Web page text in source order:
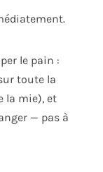
le pain :
toute la
la mie), et
— pas à